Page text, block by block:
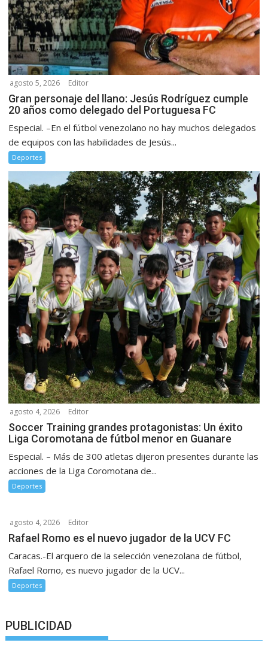
agosto 5, 2026 Editor
Gran personaje del llano: Jesús Rodríguez cumple
20 años como delegado del Portuguesa FC
Especial. –En el fútbol venezolano no hay muchos delegados
de equipos con las habilidades de Jesús...
Deportes
agosto 4, 2026 Editor
Soccer Training grandes protagonistas: Un éxito
Liga Coromotana de fútbol menor en Guanare
Especial. – Más de 300 atletas dijeron presentes durante las
acciones de la Liga Coromotana de...
Deportes
agosto 4, 2026 Editor
Rafael Romo es el nuevo jugador de la UCV FC
Caracas.-El arquero de la selección venezolana de fútbol,
Rafael Romo, es nuevo jugador de la UCV...
Deportes
PUBLICIDAD